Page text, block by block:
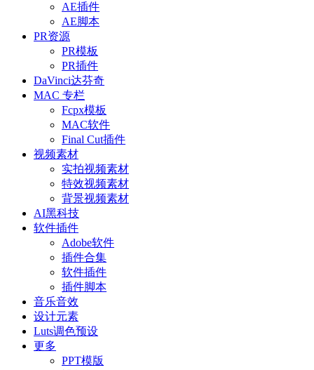
AE插件
AE脚本
PR资源
PR模板
PR插件
DaVinci达芬奇
MAC 专栏
Fcpx模板
MAC软件
Final Cut插件
视频素材
实拍视频素材
特效视频素材
背景视频素材
AI黑科技
软件插件
Adobe软件
插件合集
软件插件
插件脚本
音乐音效
设计元素
Luts调色预设
更多
PPT模版